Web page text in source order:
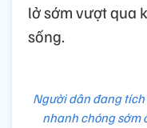
lở sớm vượt qua
sống.
Người dân đang
nhanh chóng sớm